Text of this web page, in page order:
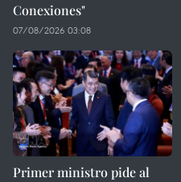
Conexiones"
07/08/2026 03:08
Primer ministro pide al